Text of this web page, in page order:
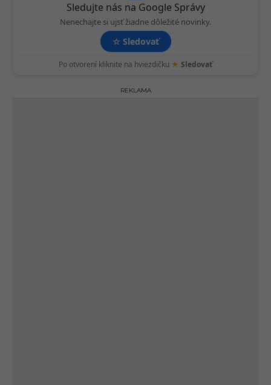
Sledujte nás na Google Správy
Nenechajte si ujsť žiadne dôležité novinky.
☆ Sledovať
Po otvorení kliknite na hviezdičku ★ Sledovať
REKLAMA